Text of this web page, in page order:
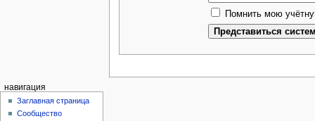
Помнить мою
навигация
Заглавная страница
Сообщество